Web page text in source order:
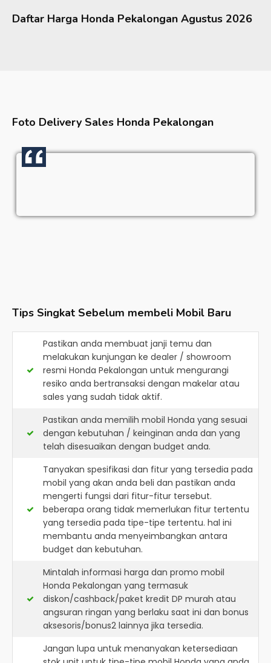
Daftar Harga Honda Pekalongan Agustus 2026
Foto Delivery Sales Honda Pekalongan
Tips Singkat Sebelum membeli Mobil Baru
Pastikan anda membuat janji temu dan
melakukan kunjungan ke dealer / showroom
resmi Honda Pekalongan untuk mengurangi
resiko anda bertransaksi dengan makelar atau
sales yang sudah tidak aktif.
Pastikan anda memilih mobil Honda yang sesuai
dengan kebutuhan / keinginan anda dan yang
telah disesuaikan dengan budget anda.
Tanyakan spesifikasi dan fitur yang tersedia pada
mobil yang akan anda beli dan pastikan anda
mengerti fungsi dari fitur-fitur tersebut.
beberapa orang tidak memerlukan fitur tertentu
yang tersedia pada tipe-tipe tertentu. hal ini
membantu anda menyeimbangkan antara
budget dan kebutuhan.
Mintalah informasi harga dan promo mobil
Honda Pekalongan yang termasuk
diskon/cashback/paket kredit DP murah atau
angsuran ringan yang berlaku saat ini dan bonus
aksesoris/bonus2 lainnya jika tersedia.
Jangan lupa untuk menanyakan ketersediaan